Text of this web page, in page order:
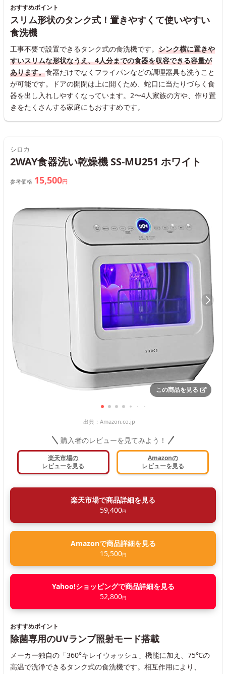
おすすめポイント
スリム形状のタンク式！置きやすくて使いやすい
食洗機
工事不要で設置できるタンク式の食洗機です。 シンク横に置きや
すいスリムな形状なうえ、4人分までの食器を収容できる容量が
あります。食器だけでなくフライパンなどの調理器具も洗うこと
が可能です。ドアの開閉は上に開くため、蛇口に当たりづらく食
器を出し入れしやすくなっています。2〜4人家族の方や、作り置
きをたくさんする家庭にもおすすめです。
シロカ
2WAY食器洗い乾燥機 SS-MU251 ホワイト
参考価格 15,500円
この商品を見る
出典： Amazon.co.jp
購入者のレビューを見てみよう！
楽天市場の
レビューを見る
Amazonの
レビューを見る
楽天市場で商品詳細を見る
59,400円
Amazonで商品詳細を見る
15,500円
Yahoo!ショッピングで商品詳細を見る
52,800円
おすすめポイント
除菌専用のUVランプ照射モード搭載
メーカー独自の「360°キレイウォッシュ」機能に加え、75℃の
高温で洗浄できるタンク式の食洗機です。相互作用により、